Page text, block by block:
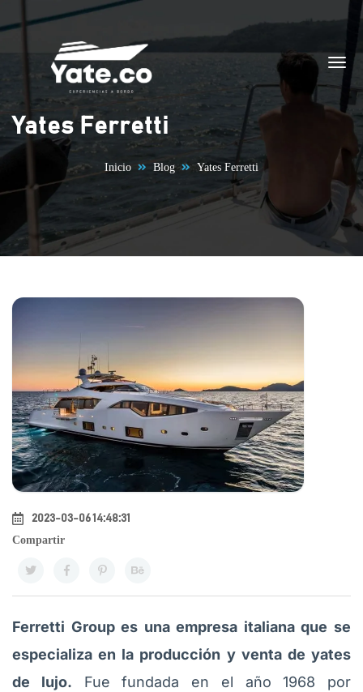
Saltar al contenido
Yates Ferretti
Inicio Blog Yates Ferretti
2023-03-06 14:48:31
Compartir
Ferretti Group es una empresa italiana que se
especializa en la producción y venta de yates
de lujo. Fue fundada en el año 1968 por